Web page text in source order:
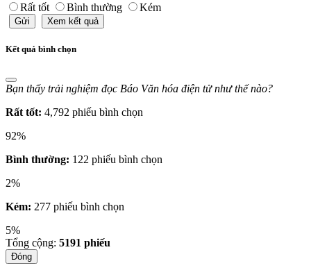
Rất tốt Bình thường Kém
Gửi Xem kết quả
Kết quả bình chọn
Bạn thấy trải nghiệm đọc Báo Văn hóa điện tử như thế nào?
Rất tốt: 4,792 phiếu bình chọn
92%
Bình thường: 122 phiếu bình chọn
2%
Kém: 277 phiếu bình chọn
5%
Tổng cộng: 5191 phiếu
Đóng